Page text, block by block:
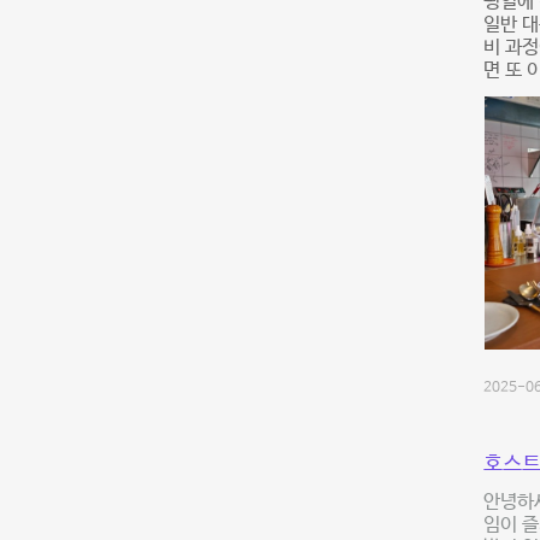
일반
비 과
면 또
2025-
호스
안녕하
임이